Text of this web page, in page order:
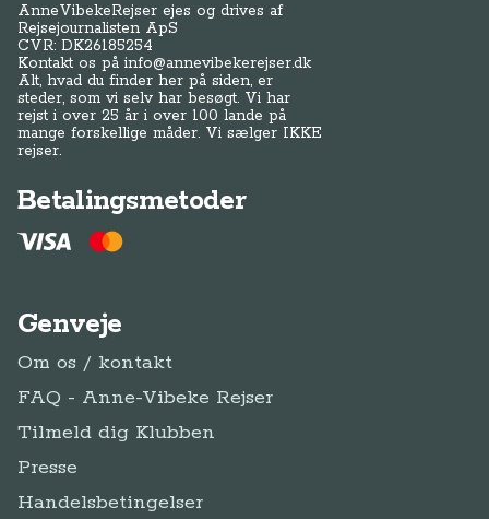
AnneVibekeRejser ejes og drives af
Rejsejournalisten ApS
CVR: DK26185254
Kontakt os påinfo@annevibekerejser.dk
Alt, hvad du finder her på siden, er
steder, som vi selv har besøgt. Vi har
rejst i over 25 år i over 100 lande på
mange forskellige måder. Vi sælger IKKE
rejser.
Betalingsmetoder
Genveje
Om os / kontakt
FAQ - Anne-Vibeke Rejser
Tilmeld dig Klubben
Presse
Handelsbetingelser